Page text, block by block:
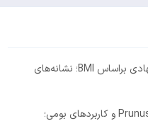
افزایش وزن در بارداری؛ محدوده پیشنهادی براساس BMI؛ نشانه‌های
خواص گیاه تنگرس؛ معرفی Prunus lycioides و کاربردهای بومی؛